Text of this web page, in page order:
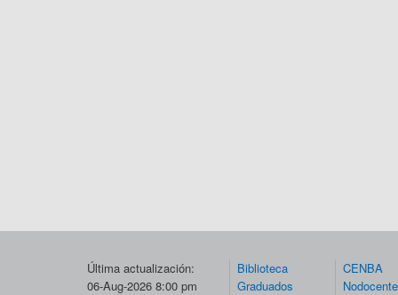
Última actualización:
06-Aug-2026 8:00 pm
Biblioteca
Graduados
CENBA